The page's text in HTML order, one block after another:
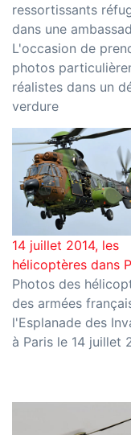
ressortissants
dans une
L'occasion de
photos
réalistes dans un
verdure
14 juillet 2014, les
hélicoptères dans
Photos des
des armées
l'Esplanade des
à Paris le 14 juillet